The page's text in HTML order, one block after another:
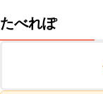
たべれぽ